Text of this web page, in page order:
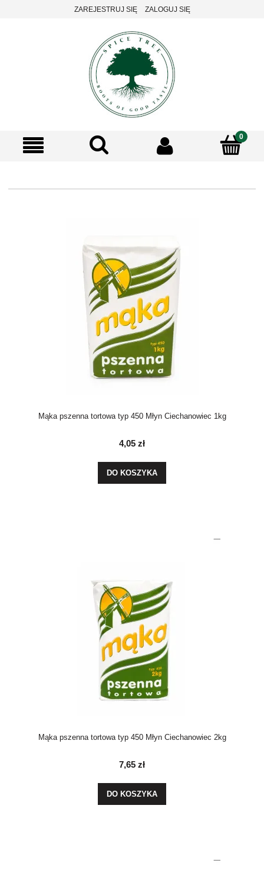
ZAREJESTRUJ SIĘ ZALOGUJ SIĘ
Mąka pszenna tortowa typ 450 Młyn Ciechanowiec 1kg
4,05 zł
DO KOSZYKA
Mąka pszenna tortowa typ 450 Młyn Ciechanowiec 2kg
7,65 zł
DO KOSZYKA